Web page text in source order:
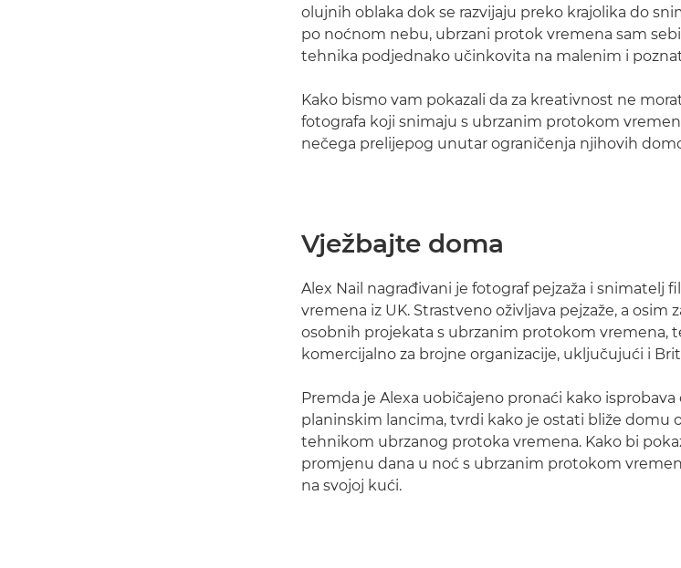
olujnih oblaka dok se razvijaju preko krajolika do
po noćnom nebu, ubrzani protok vremena sam
tehnika podjednako učinkovita na malenim i
Kako bismo vam pokazali da za kreativnost ne
fotografa koji snimaju s ubrzanim protokom
nečega prelijepog unutar ograničenja njihovih
Vježbajte doma
Alex Nail nagrađivani je fotograf pejzaža i snimatelj
vremena iz UK. Strastveno oživljava pejzaže, a
osobnih projekata s ubrzanim protokom vremena,
komercijalno za brojne organizacije, uključujući i
Premda je Alexa uobičajeno pronaći kako
planinskim lancima, tvrdi kako je ostati bliže domu
tehnikom ubrzanog protoka vremena. Kako bi
promjenu dana u noć s ubrzanim protokom
na svojoj kući.